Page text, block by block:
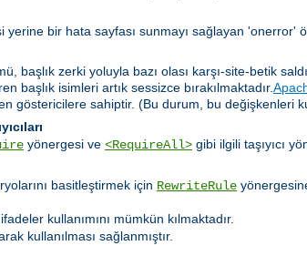
yerine bir hata sayfası sunmayı sağlayan 'onerror'
başlık zerki yoluyla bazı olası karşı-site-betik
başlık isimleri artık sessizce bırakılmaktadır.
göstericilere sahiptir. (Bu durum, bu değişkenleri
yönergesi ve <RequireAll> gibi ilgili taşıyıcı
basitleştirmek için RewriteRule
kullanımını mümkün kılmaktadır.
kullanılması sağlanmıştır.